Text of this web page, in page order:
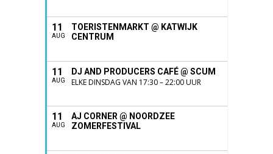
11
AUG
TOERISTENMARKT @ KATWIJK
CENTRUM
11
AUG
DJ AND PRODUCERS CAFÉ @ SCUM
ELKE DINSDAG VAN 17:30 – 22:00 UUR
11
AUG
AJ CORNER @ NOORDZEE
ZOMERFESTIVAL